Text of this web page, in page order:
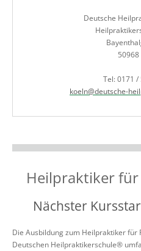
Deutsche
50968
Tel: 0171 /
koeln@deutsche-
Heilpraktiker
Nächster
Die Ausbildung zum Heilpraktiker für
Deutschen Heilpraktikerschule®